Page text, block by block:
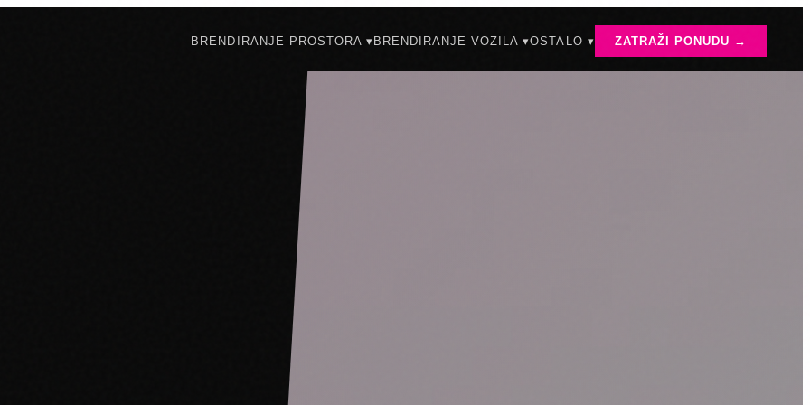
BRENDIRANJE PROSTORA ▾ BRENDIRANJE VOZILA ▾OSTALO ▾ ZATRAŽI PONUDU →